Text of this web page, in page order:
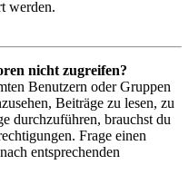
werden.
nicht zugreifen?
Benutzern oder Gruppen
Beiträge zu lesen, zu
durchzuführen, brauchst du
Frage einen
entsprechenden